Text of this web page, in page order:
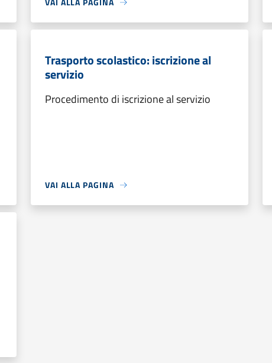
Trasporto scolastico: iscrizione al
servizio
Procedimento di iscrizione al servizio
VAI ALLA PAGINA